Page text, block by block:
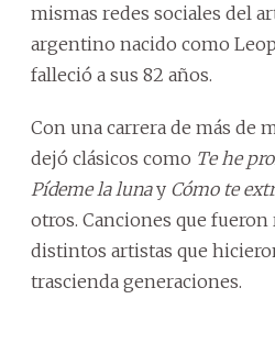
mismas redes sociales del
argentino nacido como
falleció a sus 82 años.
Con una carrera de más de
dejó clásicos como Te he
Pídeme la lunay Cómo te
otros. Canciones que
distintos artistas que
trascienda generaciones.